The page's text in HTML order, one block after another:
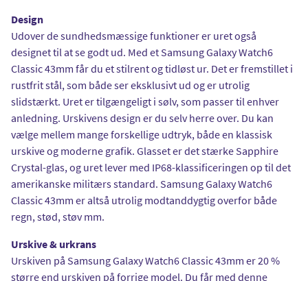
Design
Udover de sundhedsmæssige funktioner er uret også
designet til at se godt ud. Med et Samsung Galaxy Watch6
Classic 43mm får du et stilrent og tidløst ur. Det er fremstillet i
rustfrit stål, som både ser eksklusivt ud og er utrolig
slidstærkt. Uret er tilgængeligt i sølv, som passer til enhver
anledning. Urskivens design er du selv herre over. Du kan
vælge mellem mange forskellige udtryk, både en klassisk
urskive og moderne grafik. Glasset er det stærke Sapphire
Crystal-glas, og uret lever med IP68-klassificeringen op til det
amerikanske militærs standard. Samsung Galaxy Watch6
Classic 43mm er altså utrolig modtanddygtig overfor både
regn, stød, støv mm.
Urskive & urkrans
Urskiven på Samsung Galaxy Watch6 Classic 43mm er 20 %
større end urskiven på forrige model. Du får med denne